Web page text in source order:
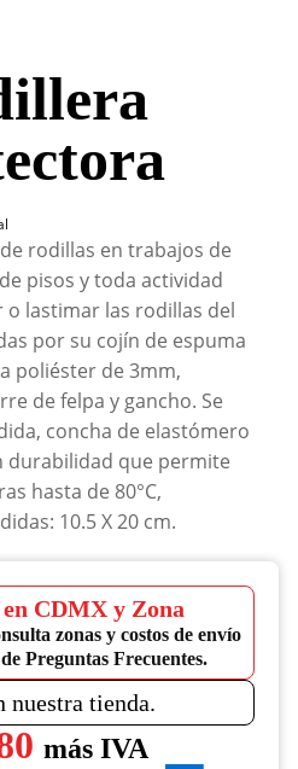
rodillas en trabajos de
pisos y toda actividad
lastimar las rodillas del
por su cojín de espuma
poliéster de 3mm,
de felpa y gancho. Se
concha de elastómero
que permite
hasta de 80°C,
10.5 X 20 cm.
CDMX y Zona
zonas y costos de envío
Preguntas Frecuentes.
nuestra tienda.
más IVA